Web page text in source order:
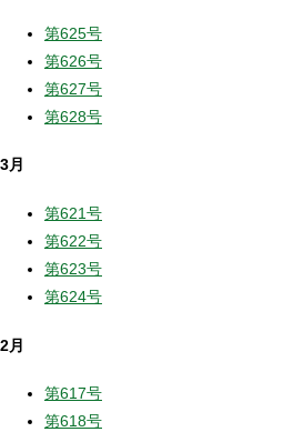
第625号
第626号
第627号
第628号
3月
第621号
第622号
第623号
第624号
2月
第617号
第618号